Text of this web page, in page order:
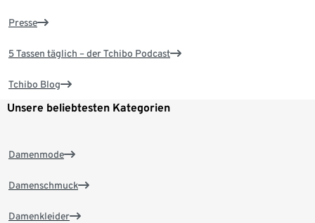
Presse
5 Tassen täglich – der Tchibo Podcast
Tchibo Blog
Unsere beliebtesten Kategorien
Damenmode
Damenschmuck
Damenkleider